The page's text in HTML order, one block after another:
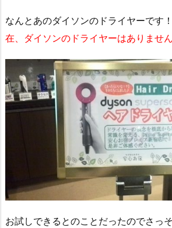
なんとあのダイソンのドライヤーです！
在、ダイソンのドライヤーはありません
お試しできるとのことだったのでさっ